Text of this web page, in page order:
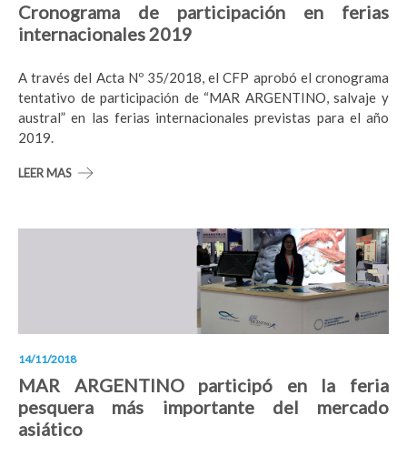
Cronograma de participación en ferias
internacionales 2019
A través del Acta Nº 35/2018, el CFP aprobó el cronograma
tentativo de participación de “MAR ARGENTINO, salvaje y
austral” en las ferias internacionales previstas para el año
2019.
LEER MAS
14/11/2018
MAR ARGENTINO participó en la feria
pesquera más importante del mercado
asiático